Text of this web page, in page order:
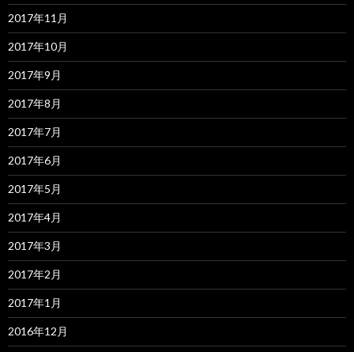
2017年11月
2017年10月
2017年9月
2017年8月
2017年7月
2017年6月
2017年5月
2017年4月
2017年3月
2017年2月
2017年1月
2016年12月